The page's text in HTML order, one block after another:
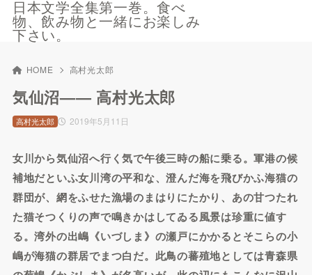
日本文学全集第一巻。食べ
物、飲み物と一緒にお楽しみ
下さい。
HOME 高村光太郎
気仙沼—— 高村光太郎
2019年5月11日
高村光太郎
女川から気仙沼へ行く気で午後三時の船に乗る。軍港の候
補地だといふ女川湾の平和な、澄んだ海を飛びかふ海猫の
群団が、網をふせた漁場のまはりにたかり、あの甘つたれ
た猫そつくりの声で鳴きかはしてゐる風景は珍重に値す
る。湾外の出嶋《いづしま》の瀬戸にかかるとそこらの小
嶋が海猫の群居でまつ白だ。此鳥の蕃殖地としては青森県